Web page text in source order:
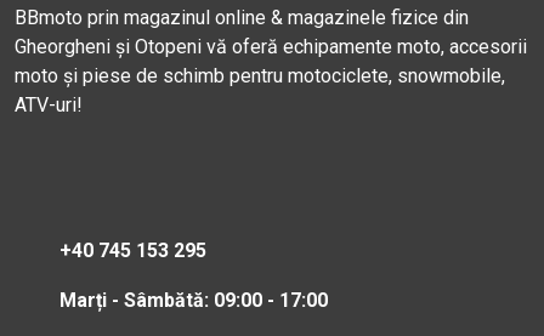
BBmoto prin magazinul online & magazinele fizice din
Gheorgheni și Otopeni vă oferă echipamente moto, accesorii
moto și piese de schimb pentru motociclete, snowmobile,
ATV-uri!
+40 745 153 295
Marți - Sâmbătă: 09:00 - 17:00